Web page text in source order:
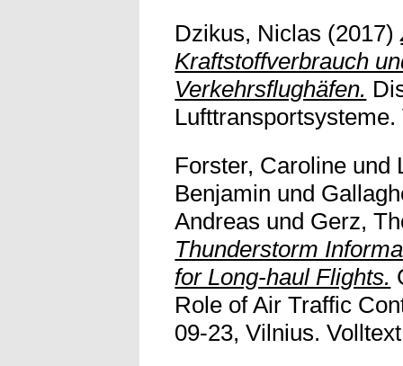
Dzikus, Niclas (2017)
Kraftstoffverbrauch
Verkehrsflughäfen.
Forster, Caroline und
Benjamin und
Andreas und Gerz,
Thunderstorm
for Long-haul Flights.
Role of Air Traffic
09-23, Vilnius.